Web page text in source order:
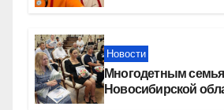
Новости
Многодетным
Новосибирской